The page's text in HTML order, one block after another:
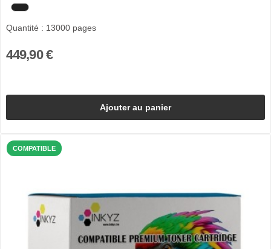
Quantité : 13000 pages
449,90 €
Ajouter au panier
COMPATIBLE